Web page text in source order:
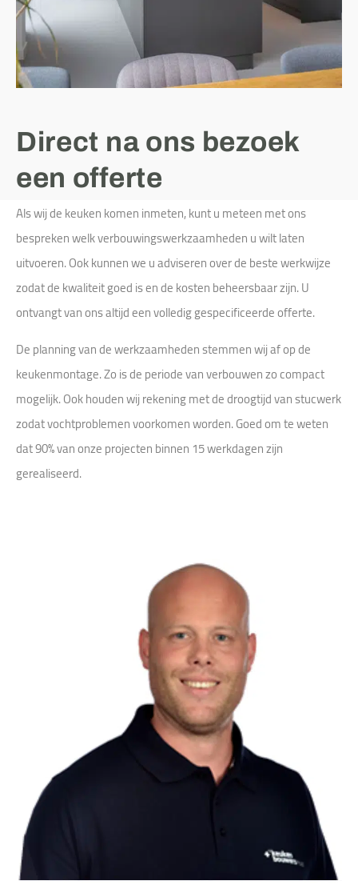
Direct na ons bezoek
een offerte
Als wij de keuken komen inmeten, kunt u meteen met ons
bespreken welk verbouwingswerkzaamheden u wilt laten
uitvoeren. Ook kunnen we u adviseren over de beste werkwijze
zodat de kwaliteit goed is en de kosten beheersbaar zijn. U
ontvangt van ons altijd een volledig gespecificeerde offerte.
De planning van de werkzaamheden stemmen wij af op de
keukenmontage. Zo is de periode van verbouwen zo compact
mogelijk. Ook houden wij rekening met de droogtijd van stucwerk
zodat vochtproblemen voorkomen worden. Goed om te weten
dat 90% van onze projecten binnen 15 werkdagen zijn
gerealiseerd.